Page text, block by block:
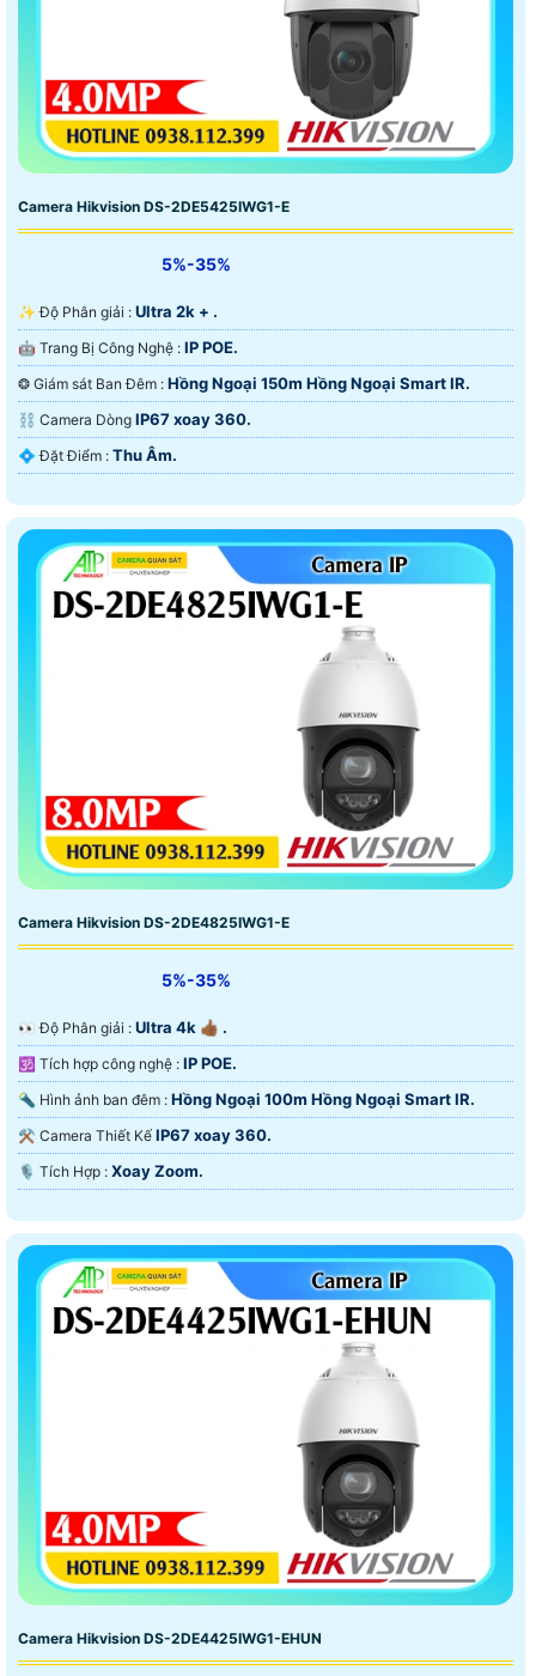
Camera Hikvision DS-2DE5425IWG1-E
5%-35%
✨ Độ Phân giải : Ultra 2k + .
🤖️ Trang Bị Công Nghệ : IP POE.
❂ Giám sát Ban Đêm : Hồng Ngoại 150m Hồng Ngoại Smart IR.
⛓ Camera Dòng IP67 xoay 360.
️💠 Đặt Điểm : Thu Âm.
Camera Hikvision DS-2DE4825IWG1-E
5%-35%
️👀 Độ Phân giải : Ultra 4k 👍🏾 .
🕉️ Tích hợp công nghệ : IP POE.
🔦 Hình ảnh ban đêm : Hồng Ngoại 100m Hồng Ngoại Smart IR.
⚒ Camera Thiết Kế IP67 xoay 360.
️🎙 Tích Hợp : Xoay Zoom.
Camera Hikvision DS-2DE4425IWG1-EHUN